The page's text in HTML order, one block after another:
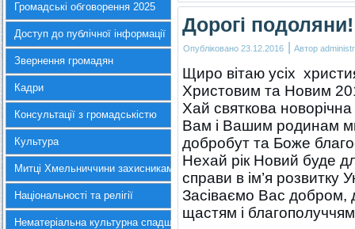
Громадські обговорення 2025
Доступ до публічної інформації
Звернення громадян
Кадри
Консультації з громадськістю
Культура
Митці Хмельниччини захисникам України
Національності та релігії
Нематеріальна культурна спадщина
Дорогі подоляни!
Опубліковано 23.12.2016 | Автор
Щиро вітаю усіх
Христовим та Новим
Хай святкова
Вам і Вашим родинам
добробут та Боже
Нехай рік Новий буде
справи в ім’я розвитку
Засіваємо Вас добром,
щастям і